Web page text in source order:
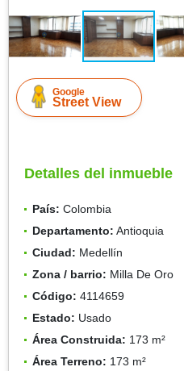
Google
Street View
Detalles del inmueble
País: Colombia
Departamento: Antioquia
Ciudad: Medellín
Zona / barrio: Milla De Oro
Código: 4114659
Estado: Usado
Área Construida: 173 m²
Área Terreno: 173 m²